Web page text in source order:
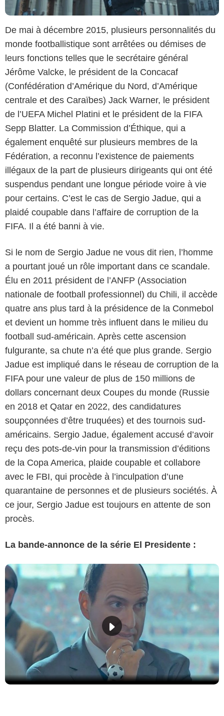
De mai à décembre 2015, plusieurs personnalités du
monde footballistique sont arrêtées ou démises de
leurs fonctions telles que le secrétaire général
Jérôme Valcke, le président de la Concacaf
(Confédération d’Amérique du Nord, d’Amérique
centrale et des Caraïbes) Jack Warner, le président
de l’UEFA Michel Platini et le président de la FIFA
Sepp Blatter. La Commission d’Éthique, qui a
également enquêté sur plusieurs membres de la
Fédération, a reconnu l’existence de paiements
illégaux de la part de plusieurs dirigeants qui ont été
suspendus pendant une longue période voire à vie
pour certains. C’est le cas de Sergio Jadue, qui a
plaidé coupable dans l’affaire de corruption de la
FIFA. Il a été banni à vie.
Si le nom de Sergio Jadue ne vous dit rien, l’homme
a pourtant joué un rôle important dans ce scandale.
Élu en 2011 président de l’ANFP (Association
nationale de football professionnel) du Chili, il accède
quatre ans plus tard à la présidence de la Conmebol
et devient un homme très influent dans le milieu du
football sud-américain. Après cette ascension
fulgurante, sa chute n’a été que plus grande. Sergio
Jadue est impliqué dans le réseau de corruption de la
FIFA pour une valeur de plus de 150 millions de
dollars concernant deux Coupes du monde (Russie
en 2018 et Qatar en 2022, des candidatures
soupçonnées d’être truquées) et des tournois sud-
américains. Sergio Jadue, également accusé d’avoir
reçu des pots-de-vin pour la transmission d’éditions
de la Copa America, plaide coupable et collabore
avec le FBI, qui procède à l’inculpation d’une
quarantaine de personnes et de plusieurs sociétés. À
ce jour, Sergio Jadue est toujours en attente de son
procès.
La bande-annonce de la série El Presidente :